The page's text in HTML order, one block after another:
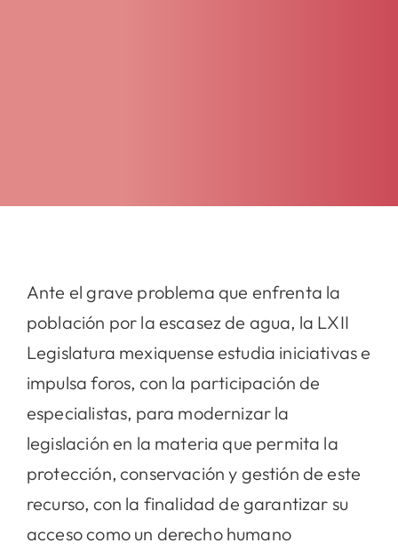
Ante el grave problema que enfrenta la
población por la escasez de agua, la LXII
Legislatura mexiquense estudia iniciativas e
impulsa foros, con la participación de
especialistas, para modernizar la
legislación en la materia que permita la
protección, conservación y gestión de este
recurso, con la finalidad de garantizar su
acceso como un derecho humano